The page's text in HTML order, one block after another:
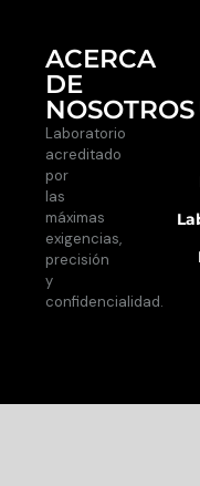
ACERCA
DE
NOSOTROS
Laboratorio
acreditado
por
las
máximas
exigencias,
precisión
y
confidencialidad.